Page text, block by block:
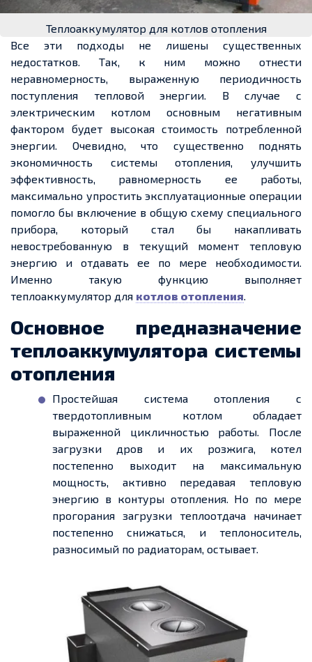
Теплоаккумулятор для котлов отопления
Все эти подходы не лишены существенных
недостатков. Так, к ним можно отнести
неравномерность, выраженную периодичность
поступления тепловой энергии. В случае с
электрическим котлом основным негативным
фактором будет высокая стоимость потребленной
энергии. Очевидно, что существенно поднять
экономичность системы отопления, улучшить
эффективность, равномерность ее работы,
максимально упростить эксплуатационные операции
помогло бы включение в общую схему специального
прибора, который стал бы накапливать
невостребованную в текущий момент тепловую
энергию и отдавать ее по мере необходимости.
Именно такую функцию выполняет
теплоаккумулятор для котлов отопления.
Основное предназначение
теплоаккумулятора системы
отопления
Простейшая система отопления с
твердотопливным котлом обладает
выраженной цикличностью работы. После
загрузки дров и их розжига, котел
постепенно выходит на максимальную
мощность, активно передавая тепловую
энергию в контуры отопления. Но по мере
прогорания загрузки теплоотдача начинает
постепенно снижаться, и теплоноситель,
разносимый по радиаторам, остывает.